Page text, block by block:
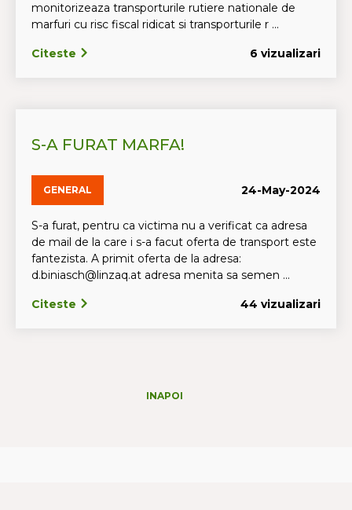
monitorizeaza transporturile rutiere nationale de
marfuri cu risc fiscal ridicat si transporturile r ...
Citeste 6 vizualizari
S-A FURAT MARFA!
GENERAL 24-May-2024
S-a furat, pentru ca victima nu a verificat ca adresa
de mail de la care i s-a facut oferta de transport este
fantezista. A primit oferta de la adresa:
d.biniasch@linzaq.at adresa menita sa semen ...
Citeste 44 vizualizari
INAPOI